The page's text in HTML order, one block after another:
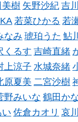
美樹 矢野沙紀 吉
若菜ひかる 若
なみ 琥珀うた 鮎川
くるす 吉崎直緒
上涼子 水城奈緒
原夏美 二宮沙樹
野みいな 鶴田か
佐倉カオリ 哀